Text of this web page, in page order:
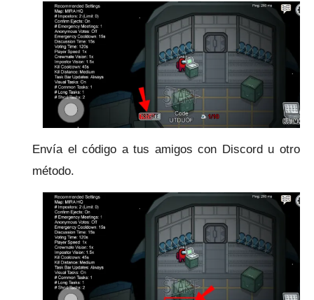
Envía el código a tus amigos con Discord u otro
método.